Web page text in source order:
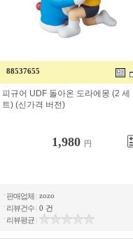
88537655
피규어 UDF 돌아온 도라에몽 (2 세
트) (신가격 버전)
1,980 円
판매업체 zozo
리뷰건수 0 건
리뷰평균